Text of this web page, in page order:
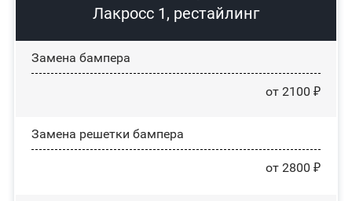
Лакросс 1, рестайлинг
Замена бампера
от 2100 ₽
Замена решетки бампера
от 2800 ₽